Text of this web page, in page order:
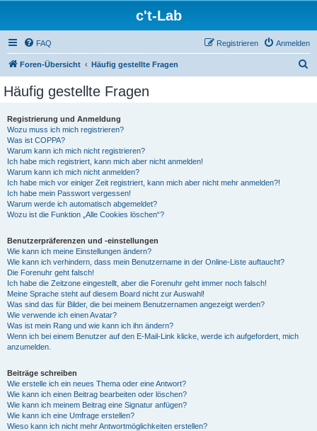
c't-Lab
FAQ Anmelden
Registrieren
Foren-Übersicht Häufig gestellte Fragen
Häufig gestellte Fragen
Registrierung und Anmeldung
Wozu muss ich mich registrieren?
Was ist COPPA?
Warum kann ich mich nicht registrieren?
Ich habe mich registriert, kann mich aber nicht anmelden!
Warum kann ich mich nicht anmelden?
Ich habe mich vor einiger Zeit registriert, kann mich aber nicht mehr anmelden?!
Ich habe mein Passwort vergessen!
Warum werde ich automatisch abgemeldet?
Wozu ist die Funktion „Alle Cookies löschen“?
Benutzerpräferenzen und -einstellungen
Wie kann ich meine Einstellungen ändern?
Wie kann ich verhindern, dass mein Benutzername in der Online-Liste auftaucht?
Die Forenuhr geht falsch!
Ich habe die Zeitzone eingestellt, aber die Forenuhr geht immer noch falsch!
Meine Sprache steht auf diesem Board nicht zur Auswahl!
Was sind das für Bilder, die bei meinem Benutzernamen angezeigt werden?
Wie verwende ich einen Avatar?
Was ist mein Rang und wie kann ich ihn ändern?
Wenn ich bei einem Benutzer auf den E-Mail-Link klicke, werde ich aufgefordert, mich
anzumelden.
Beiträge schreiben
Wie erstelle ich ein neues Thema oder eine Antwort?
Wie kann ich einen Beitrag bearbeiten oder löschen?
Wie kann ich meinem Beitrag eine Signatur anfügen?
Wie kann ich eine Umfrage erstellen?
Wieso kann ich nicht mehr Antwortmöglichkeiten erstellen?